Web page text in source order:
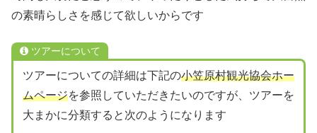
の素晴らしさを感じて欲しいからです
ツアーについて
ツアーについての詳細は下記の小笠原村観光協会ホー
ムページを参照していただきたいのですが、ツアーを
大まかに分類すると次のようになります